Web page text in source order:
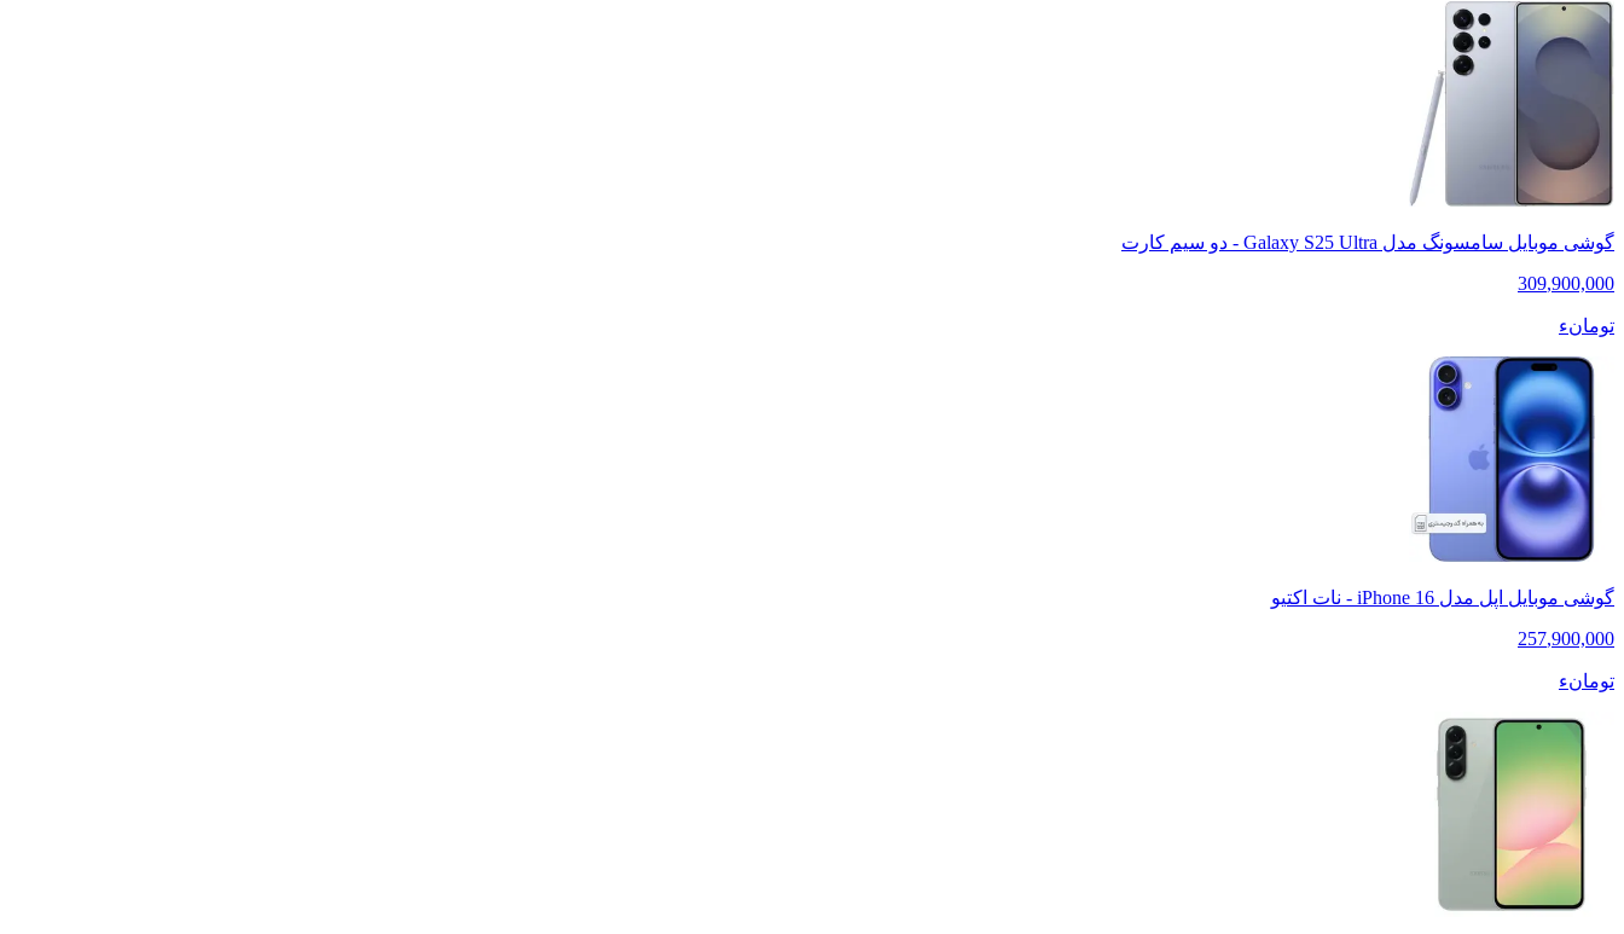
گوشی موبایل سامسونگ مدل Galaxy S25 Ultra - دو سیم کارت
309,900,000
تومانء
گوشی موبایل اپل مدل iPhone 16 - نات اکتیو
257,900,000
تومانء